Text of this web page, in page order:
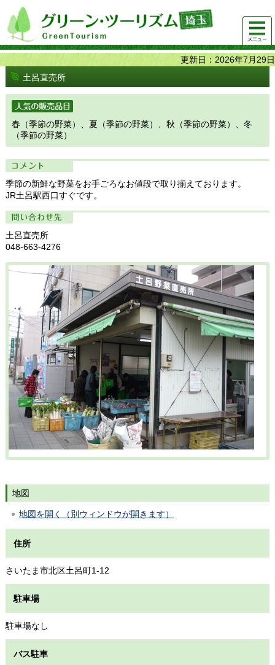
グリーンツーリズム埼玉 緑豊かな農山村で 楽しく！
美味しく！
メニュ
ー
更新日：2026年7月29日
土呂直売所
人気の販売品目
春（季節の野菜）、夏（季節の野菜）、秋（季節の野菜）、冬
（季節の野菜）
コメント
季節の新鮮な野菜をお手ごろなお値段で取り揃えております。
JR土呂駅西口すぐです。
問い合わせ先
土呂直売所
048-663-4276
地図
地図を開く（別ウィンドウが開きます）
住所
さいたま市北区土呂町1-12
駐車場
駐車場なし
バス駐車